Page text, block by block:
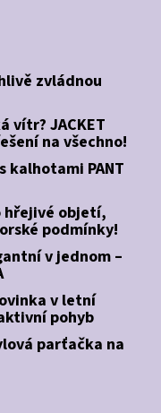
zvládnou
vítr? JACKET
na všechno!
kalhotami PANT
hřejivé objetí,
podmínky!
v jednom –
v letní
pohyb
parťačka na